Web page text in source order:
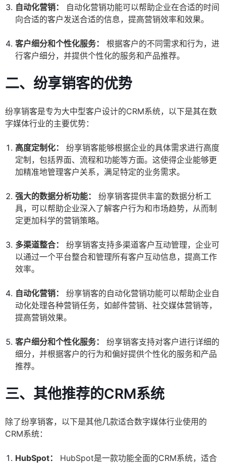
自动化营销：
自动化营销功能可以帮助企业在合适的时间
向合适的客户发送合适的信息，提高营销效率和效果。
客户细分和个性化服务：
根据客户的不同需求和行为，进
行客户细分，并提供个性化的服务和产品推荐。
二、纷享销客的优势
纷享销客是专为大中型客户设计的CRM系统，以下是其在数
字媒体行业的主要优势：
高度定制化：
纷享销客能够根据企业的具体需求进行高度
定制，包括界面、流程和功能等方面。这使得企业能够更
加精准地管理客户关系，满足特定的业务需求。
强大的数据分析功能：
纷享销客提供丰富的数据分析工
具，可以帮助企业深入了解客户行为和市场趋势，从而制
定更加科学的营销策略。
多渠道整合：
纷享销客支持多渠道客户互动管理，企业可
以通过一个平台整合和管理所有客户互动信息，提高工作
效率。
自动化营销：
纷享销客的自动化营销功能可以帮助企业自
动化处理各种营销任务，如邮件营销、社交媒体营销等，
提高营销效果。
客户细分和个性化服务：
纷享销客支持对客户进行详细的
细分，并根据客户的行为和偏好提供个性化的服务和产品
推荐。
三、其他推荐的CRM系统
除了纷享销客，以下是其他几款适合数字媒体行业使用的
CRM系统：
HubSpot：
HubSpot是一款功能全面的CRM系统，适合